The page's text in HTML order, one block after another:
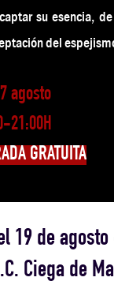
su esencia,
del
agosto
21:00H
GRATUITA
19 de
Ciega de